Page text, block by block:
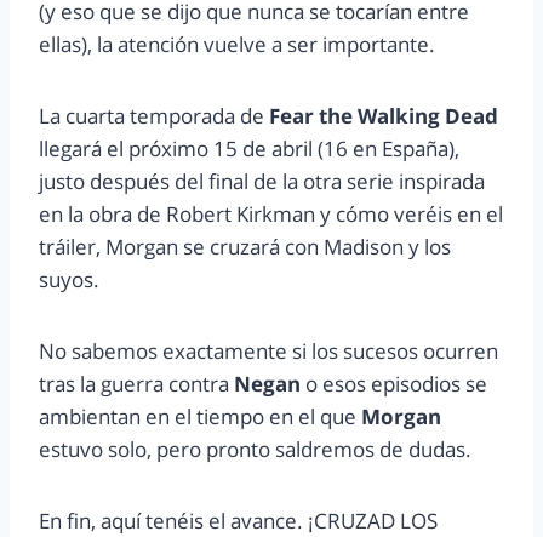
(y eso que se dijo que nunca se tocarían entre
ellas), la atención vuelve a ser importante.
La cuarta temporada de Fear the Walking Dead
llegará el próximo 15 de abril (16 en España),
justo después del final de la otra serie inspirada
en la obra de Robert Kirkman y cómo veréis en el
tráiler, Morgan se cruzará con Madison y los
suyos.
No sabemos exactamente si los sucesos ocurren
tras la guerra contra Negan o esos episodios se
ambientan en el tiempo en el que Morgan
estuvo solo, pero pronto saldremos de dudas.
En fin, aquí tenéis el avance. ¡CRUZAD LOS